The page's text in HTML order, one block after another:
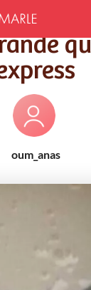
Crêpe grande
oum_anas